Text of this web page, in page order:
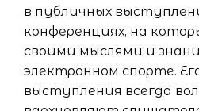
в публичных
конференциях, на
своими мыслями и
электронном спорте.
выступления всегда